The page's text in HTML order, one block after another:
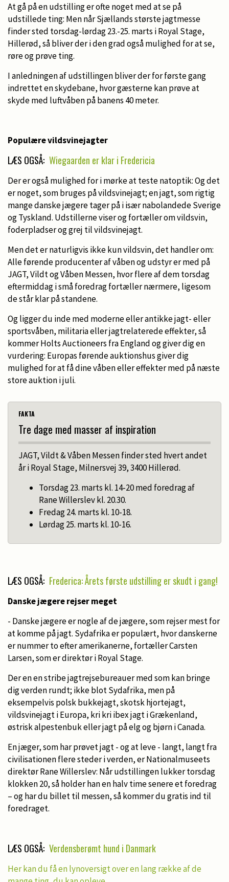
At gå på en udstilling er ofte noget med at se på
udstillede ting: Men når Sjællands største jagtmesse
finder sted torsdag-lørdag 23.-25. marts i Royal Stage,
Hillerød, så bliver der i den grad også mulighed for at se,
røre og prøve ting.
I anledningen af udstillingen bliver der for første gang
indrettet en skydebane, hvor gæsterne kan prøve at
skyde med luftvåben på banens 40 meter.
Populære vildsvinejagter
LÆS OGSÅ: Wiegaarden er klar i Fredericia
Der er også mulighed for i mørke at teste natoptik: Og det
er noget, som bruges på vildsvinejagt; en jagt, som rigtig
mange danske jægere tager på i især nabolandede Sverige
og Tyskland. Udstillerne viser og fortæller om vildsvin,
foderpladser og grej til vildsvinejagt.
Men det er naturligvis ikke kun vildsvin, det handler om:
Alle førende producenter af våben og udstyr er med på
JAGT, Vildt og Våben Messen, hvor flere af dem torsdag
eftermiddag i små foredrag fortæller nærmere, ligesom
de står klar på standene.
Og ligger du inde med moderne eller antikke jagt- eller
sportsvåben, militaria eller jagtrelaterede effekter, så
kommer Holts Auctioneers fra England og giver dig en
vurdering: Europas førende auktionshus giver dig
mulighed for at få dine våben eller effekter med på næste
store auktion i juli.
FAKTA
Tre dage med masser af inspiration
JAGT, Vildt & Våben Messen finder sted hvert andet
år i Royal Stage, Milnersvej 39, 3400 Hillerød.
Torsdag 23. marts kl. 14-20 med foredrag af
Rane Willerslev kl. 20.30.
Fredag 24. marts kl. 10-18.
Lørdag 25. marts kl. 10-16.
LÆS OGSÅ: Frederica: Årets første udstilling er skudt i gang!
Danske jægere rejser meget
- Danske jægere er nogle af de jægere, som rejser mest for
at komme på jagt. Sydafrika er populært, hvor danskerne
er nummer to efter amerikanerne, fortæller Carsten
Larsen, som er direktør i Royal Stage.
Der en en stribe jagtrejsebureauer med som kan bringe
dig verden rundt; ikke blot Sydafrika, men på
eksempelvis polsk bukkejagt, skotsk hjortejagt,
vildsvinejagt i Europa, kri kri ibex jagt i Grækenland,
østrisk alpestenbuk eller jagt på elg og bjørn i Canada.
En jæger, som har prøvet jagt - og at leve - langt, langt fra
civilisationen flere steder i verden, er Nationalmuseets
direktør Rane Willerslev: Når udstillingen lukker torsdag
klokken 20, så holder han en halv time senere et foredrag
– og har du billet til messen, så kommer du gratis ind til
foredraget.
LÆS OGSÅ: Verdensberømt hund i Danmark
Her kan du få en lynoversigt over en lang række af de